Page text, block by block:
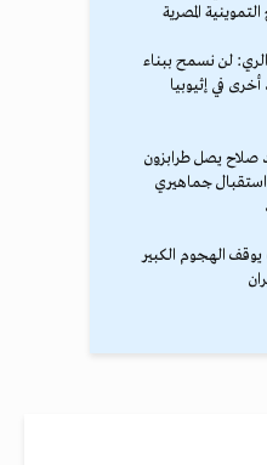
المصرية
لن نسمح ببناء
في إثيوبيا
يصل طرابزون
جماهيري
يوقف الهجوم الكبير